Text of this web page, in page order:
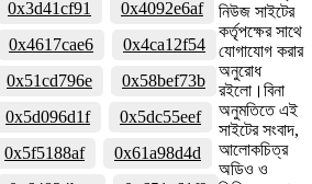
0x3d41cf91
0x4092e6af
0x4617cae6
0x4ca12f54
0x51cd796e
0x58bef73b
0x5d096d1f
0x5dc55eef
0x5f5188af
0x61a98d4d
নিউজ সাইটের
কর্তৃপক্ষের সাথে
যোগাযোগ করার
অনুরোধ
রইলো।বিনা
অনুমতিতে এই
সাইটের সংবাদ,
আলোকচিত্র
অডিও ও